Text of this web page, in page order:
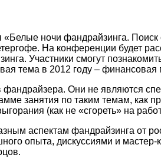
ночи фандрайзинга. Поиск
На конференции будет
Участники смогут
тема в 2012 году – финансовая
Они не являются
занятия по таким темам, как
(как не «сгореть» на
аспектам фандрайзинга от
опыта, дискуссиями и мастер-